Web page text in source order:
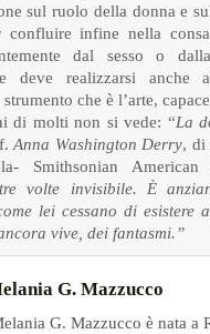
sul ruolo della donna e
confluire infine nella
dal sesso o
deve realizzarsi anche
che è l’arte,
di molti non si vede: “La
Anna Washington Derry, di
Smithsonian American
volte invisibile. È
lei cessano di esistere
vive, dei fantasmi.”
G. Mazzucco
G. Mazzucco è nata a